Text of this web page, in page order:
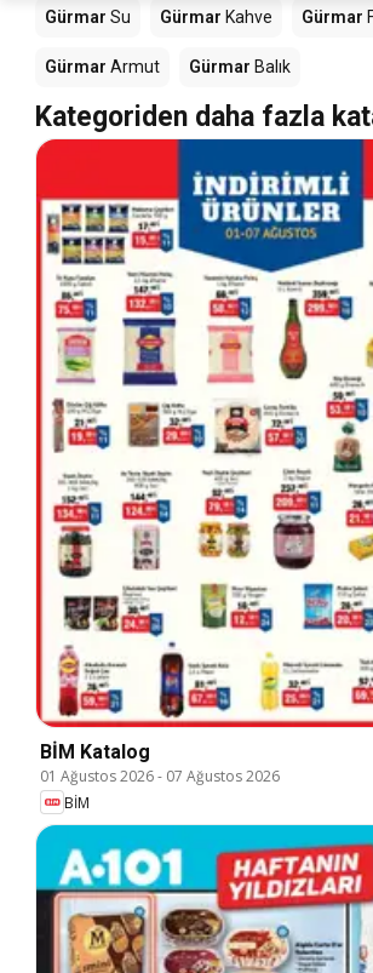
Gürmar Su Gürmar Kahve Gürmar
Gürmar Armut Gürmar Balık
Kategoriden daha fazla
BİM Katalog
01 Ağustos 2026- 07 Ağustos 2026
BİM